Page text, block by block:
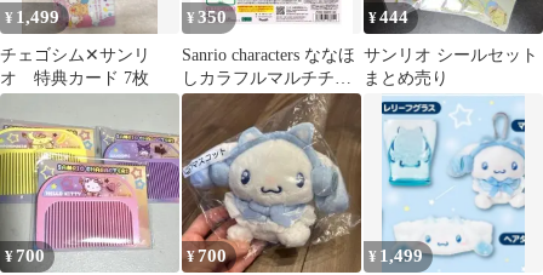
¥ 1,499
チェゴシム✕サンリ
オ 特典カード 7枚
¥ 350
Sanrio characters ななほ
しカラフルマルチチャ
ーム けろっぴ
¥444
サンリオ シールセット
まとめ売り
¥700 ¥700 ¥ 1,499